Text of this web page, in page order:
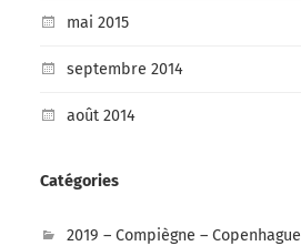
mai 2015
septembre 2014
août 2014
Catégories
2019 – Compiègne – Copenhague